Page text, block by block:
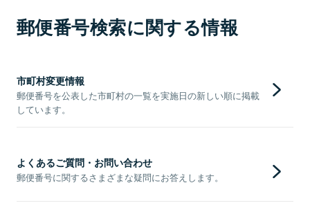
郵便番号検索に関する情報
市町村変更情報
郵便番号を公表した市町村の一覧を実施日の新しい順に掲載
しています。
よくあるご質問・お問い合わせ
郵便番号に関するさまざまな疑問にお答えします。